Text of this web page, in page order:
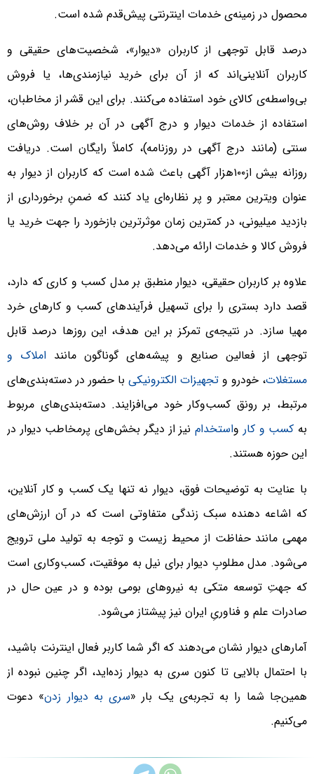
محصول در زمینه‌ی خدمات اینترنتی پیش‌‌قدم شده است.
درصد قابل توجهی از کاربران «دیوار»، شخصیت‌های حقیقی و
کاربران آنلاینی‌اند که از آن برای خرید نیازمندی‌ها، یا فروش
بی‌واسطه‌ی کالای خود استفاده می‌کنند. برای این قشر از مخاطبان،
استفاده از خدمات دیوار و درج آگهی در آن بر خلاف روش‌های
سنتی (مانند درج آگهی در روزنامه)، کاملاً رایگان است. دریافت
روزانه بیش از۱۰۰هزار آگهی باعث شده است که کاربران از دیوار به
عنوان ویترین معتبر و پر نظاره‌ای یاد کنند که ضمنِ برخورداری از
بازدید میلیونی، در کمترین زمان موثرترین بازخورد را جهت خرید یا
فروش کالا و خدمات ارائه می‌دهد.
علاوه بر کاربران حقیقی، دیوار منطبق بر مدل کسب و کاری که دارد،
قصد دارد بستری را برای تسهیل فرآیندهای کسب و کارهای خرد
مهیا سازد. در نتیجه‌ی تمرکز بر این هدف، این روز‌ها درصد قابل
توجهی از فعالین صنایع و پیشه‌های گوناگون مانند املاک و
مستغلات، خودرو و تجهیزات الکترونیکی با حضور در دسته‌بندی‌های
مرتبط، بر رونق کسب‌وکار خود می‌افزایند. دسته‌بندی‌های مربوط
به کسب‌ و کار واستخدامنیز از دیگر بخش‌های پرمخاطب دیوار در
این حوزه هستند.
با عنایت به توضیحات فوق، دیوار نه تنها یک کسب و کار آنلاین،
که اشاعه دهنده سبک زندگی متفاوتی است که در آن ارزش‌های
مهمی مانند حفاظت از محیط زیست و توجه به تولید ملی ترویج
می‌شود. مدل مطلوبِ دیوار برای نیل به موفقیت، کسب‌وکاری است
که جهتِ توسعه متکی به نیروهای بومی بوده و در عین حال در
صادرات علم و فناوریِ ایران نیز پیشتاز می‌شود.
آمارهای دیوار نشان می‌دهند که اگر شما کاربر فعال اینترنت باشید،
با احتمال بالایی تا کنون سری به دیوار زده‌اید، اگر چنین نبوده از
همین‌جا شما را به تجربه‌ی یک بار «سری به دیوار زدن» دعوت
می‌کنیم.